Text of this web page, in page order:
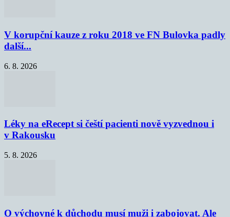
V korupční kauze z roku 2018 ve FN Bulovka padly
další...
6. 8. 2026
Léky na eRecept si čeští pacienti nově vyzvednou i
v Rakousku
5. 8. 2026
O výchovné k důchodu musí muži i zabojovat. Ale